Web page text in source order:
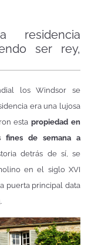
residencia
ser rey,
los Windsor se
era una lujosa
estapropiedad en
fines de semana a
detrás de sí, se
en el siglo XVI
puerta principal data